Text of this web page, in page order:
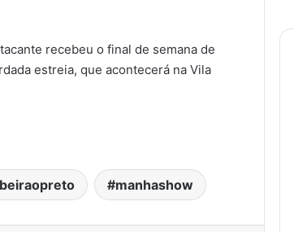
recebeu o final de semana de
estreia, que acontecerá na Vila
manhashow